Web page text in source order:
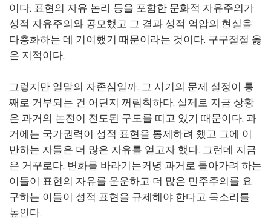
이다. 표현의 자유 논리 등을 포함한 문화적 자유주의가
성적 자유주의와 공모했고 그 결과 성적 억압의 현실을
다층화하는 데 기여했기 때문이라는 것이다. 구구절절 옳
은 지적이다.
그렇지만 일말의 자존심일까. 그 시기의 문제 설정이 통
째로 거부되는 건 어딘지 꺼림칙하다. 실제로 지금 상황
은 과거의 논전이 전도된 구도를 띠고 있기 때문이다. 과
거에는 국가권력이 성적 표현을 통제하려 했고 그에 이
반하는 자들은 더 많은 자유를 얻고자 했다. 그런데 지금
은 거꾸로다. 변화를 바라기는커녕 과거로 돌아가려 하는
이들이 표현의 자유를 운운하고 더 많은 민주주의를 요
구하는 이들이 성적 표현을 규제해야 한다고 목소리를
높인다.